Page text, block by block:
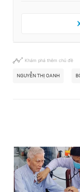
Khám phá thêm chủ đề
NGUYỄN THỊ OANH